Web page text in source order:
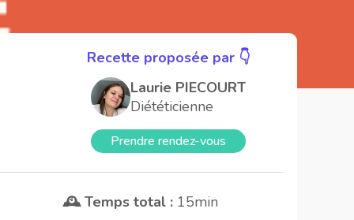
Recette proposée par 👇
Laurie PIECOURT
Diététicienne
Prendre rendez-vous
🕰️ Temps total : 15min